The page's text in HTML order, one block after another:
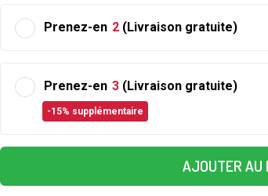
Prenez-en 2 (Livraison gratuite)
Prenez-en 3 (Livraison gratuite)
-15% supplémentaire
AJOUTER AU